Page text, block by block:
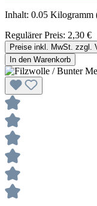
Inhalt: 0.05 Kilogramm
Regulärer Preis: 2,30 €
Preise inkl. MwSt. zzgl.
In den Warenkorb